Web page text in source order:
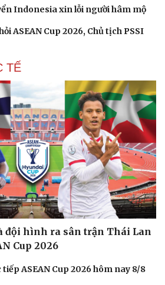
Indonesia xin lỗi người hâm mộ
ASEAN Cup 2026, Chủ tịch PSSI
TẾ
đội hình ra sân trận Thái Lan
Cup 2026
ASEAN Cup 2026 hôm nay 8/8